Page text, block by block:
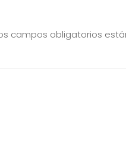
campos obligatorios